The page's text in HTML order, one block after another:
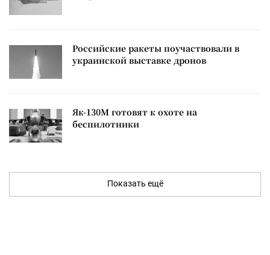
Российские ракеты поучаствовали в
украинской выставке дронов
Як-130М готовят к охоте на
беспилотники
Показать ещё